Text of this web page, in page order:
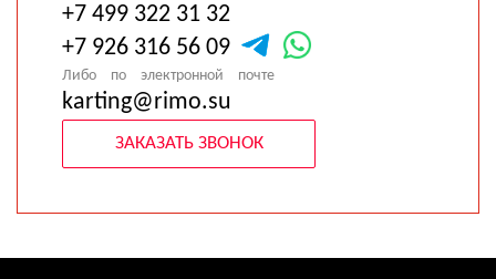
ЗАКАЗАТЬ ЗВОНОК
+7 499 322 31 32
+7 926 316 56 09
Либо по электронной почте
karting@rimo.su